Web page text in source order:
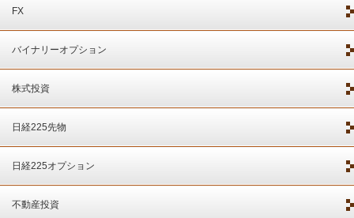
FX
バイナリーオプション
株式投資
日経225先物
日経225オプション
不動産投資